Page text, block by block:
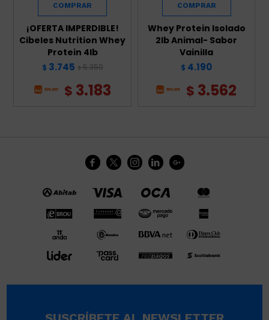
¡OFERTA IMPERDIBLE!
Cibeles Nutrition Whey
Protein 4lb
$ 3.745 $ 5.350
$ 3.183
Whey Protein Isolado
2lb Animal- Sabor
Vainilla
$ 4.190
$ 3.562
    